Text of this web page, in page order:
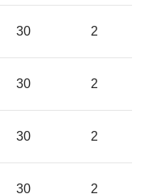
30 2
30 2
30 2
30 2